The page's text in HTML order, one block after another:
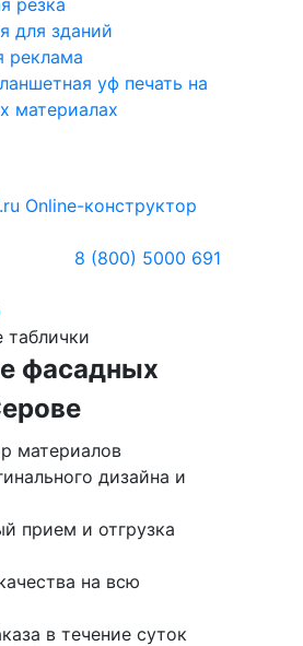
резка
для зданий
реклама
уф печать на
материалах
Online-конструктор
8 (800) 5000 691
фасадных
материалов
дизайна и
прием и отгрузка
на всю
в течение суток